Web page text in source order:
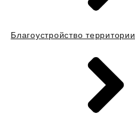
Благоустройство территории